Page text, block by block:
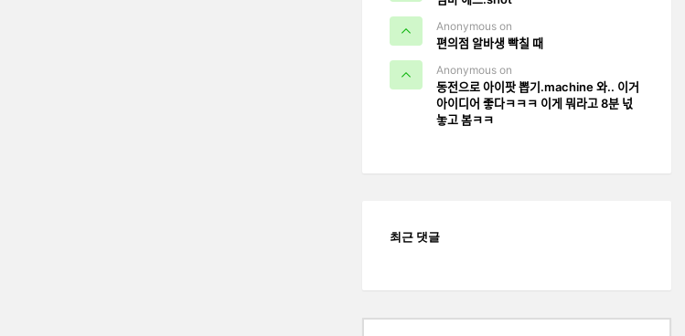
Anonymous on
편의점 알바생 빡칠 때
Anonymous on
동전으로 아이팟 뽑기.machine 와.. 이거
아이디어 좋다ㅋㅋㅋ 이게 뭐라고 8분 넋
놓고 봄ㅋㅋ
최근 댓글